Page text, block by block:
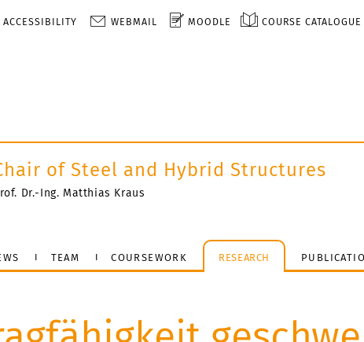
ACCESSIBILITY WEBMAIL MOODLE COURSE CATALOGUE
of Steel and Hybrid Structures
Dr.-Ing. Matthias Kraus
TEAM COURSEWORK RESEARCH